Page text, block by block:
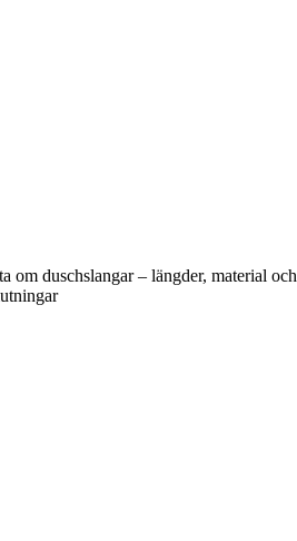
om duschslangar – längder, material och